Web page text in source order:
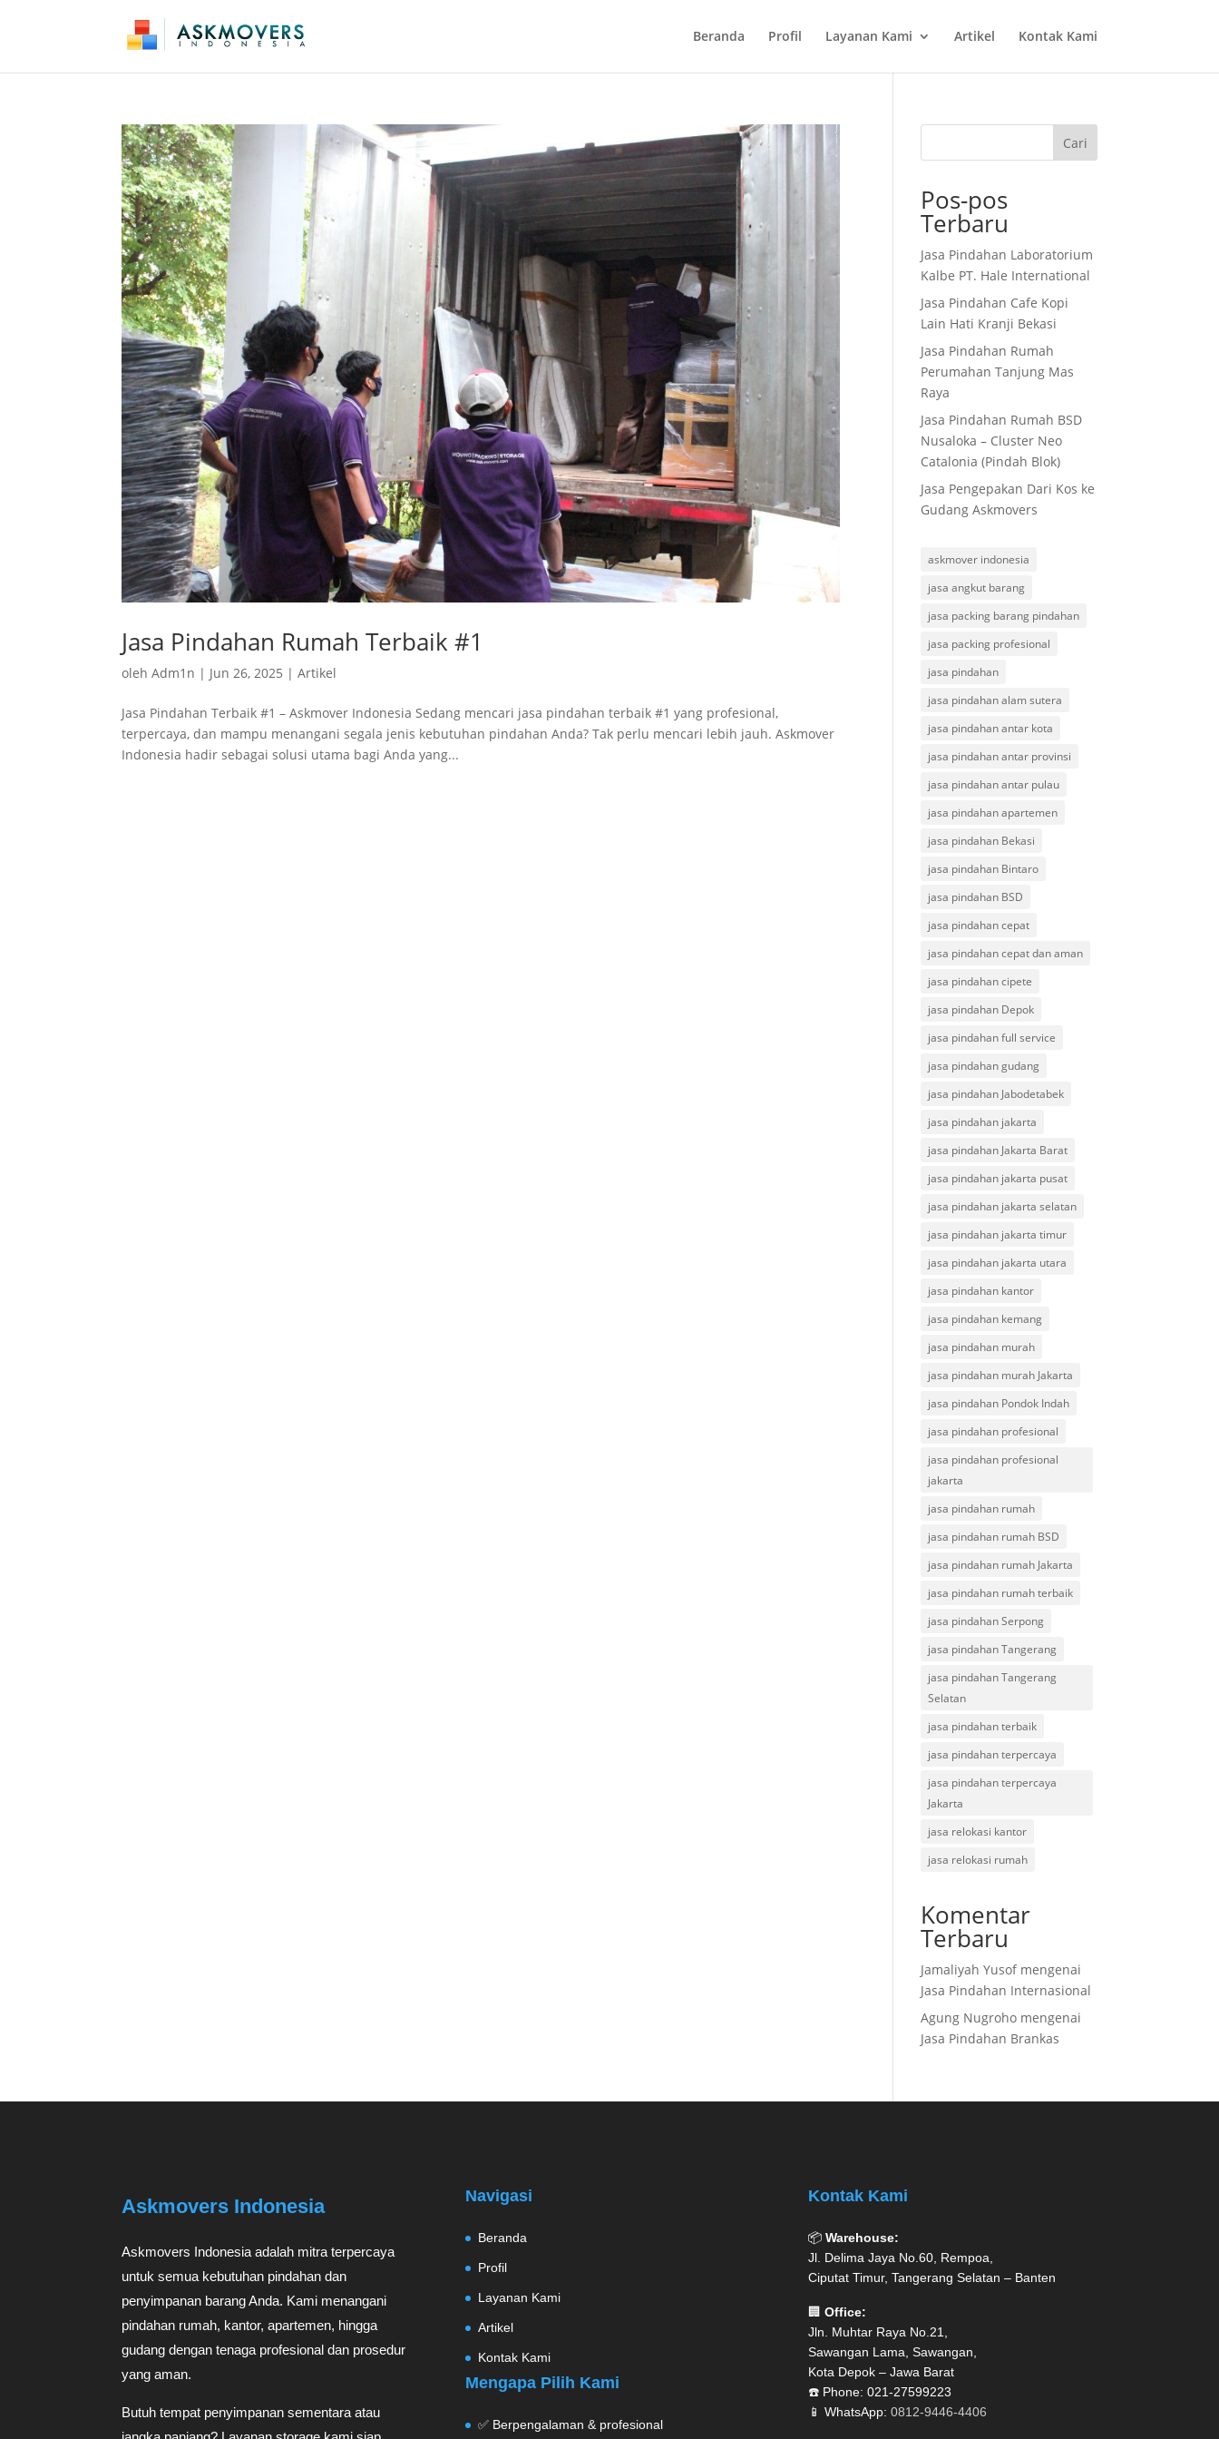
Beranda Profil Layanan Kami Artikel Kontak Kami
Jasa Pindahan Rumah Terbaik #1
olehAdm1n | Jun 26, 2025 |Artikel
Jasa Pindahan Terbaik #1 – Askmover Indonesia Sedang mencari jasa pindahan terbaik #1 yang profesional,
terpercaya, dan mampu menangani segala jenis kebutuhan pindahan Anda? Tak perlu mencari lebih jauh. Askmover
Indonesia hadir sebagai solusi utama bagi Anda yang...
Cari
Pos-pos
Terbaru
Jasa Pindahan Laboratorium
Kalbe PT. Hale International
Jasa Pindahan Cafe Kopi
Lain Hati Kranji Bekasi
Jasa Pindahan Rumah
Perumahan Tanjung Mas
Raya
Jasa Pindahan Rumah BSD
Nusaloka – Cluster Neo
Catalonia (Pindah Blok)
Jasa Pengepakan Dari Kos ke
Gudang Askmovers
askmover indonesia
jasa angkut barang
jasa packing barang pindahan
jasa packing profesional
jasa pindahan
jasa pindahan alam sutera
jasa pindahan antar kota
jasa pindahan antar provinsi
jasa pindahan antar pulau
jasa pindahan apartemen
jasa pindahan Bekasi
jasa pindahan Bintaro
jasa pindahan BSD
jasa pindahan cepat
jasa pindahan cepat dan aman
jasa pindahan cipete
jasa pindahan Depok
jasa pindahan full service
jasa pindahan gudang
jasa pindahan Jabodetabek
jasa pindahan jakarta
jasa pindahan Jakarta Barat
jasa pindahan jakarta pusat
jasa pindahan jakarta selatan
jasa pindahan jakarta timur
jasa pindahan jakarta utara
jasa pindahan kantor
jasa pindahan kemang
jasa pindahan murah
jasa pindahan murah Jakarta
jasa pindahan Pondok Indah
jasa pindahan profesional
jasa pindahan profesional
jakarta
jasa pindahan rumah
jasa pindahan rumah BSD
jasa pindahan rumah Jakarta
jasa pindahan rumah terbaik
jasa pindahan Serpong
jasa pindahan Tangerang
jasa pindahan Tangerang
Selatan
jasa pindahan terbaik
jasa pindahan terpercaya
jasa pindahan terpercaya
Jakarta
jasa relokasi kantor
jasa relokasi rumah
Komentar
Terbaru
Jamaliyah Yusofmengenai
Jasa Pindahan Internasional
Agung Nugroho mengenai
Jasa Pindahan Brankas
Askmovers Indonesia
Askmovers Indonesia adalah mitra terpercaya
untuk semua kebutuhan pindahan dan
penyimpanan barang Anda. Kami menangani
pindahan rumah, kantor, apartemen, hingga
gudang dengan tenaga profesional dan prosedur
yang aman.
Butuh tempat penyimpanan sementara atau
Navigasi
Beranda
Profil
Layanan Kami
Artikel
Kontak Kami
Mengapa Pilih Kami
✅ Berpengalaman & profesional
Kontak Kami
📦 Warehouse:
Jl. Delima Jaya No.60, Rempoa,
Ciputat Timur, Tangerang Selatan – Banten
🏢 Office:
Jln. Muhtar Raya No.21,
Sawangan Lama, Sawangan,
Kota Depok – Jawa Barat
☎️ Phone: 021-27599223
📱 WhatsApp: 0812-9446-4406